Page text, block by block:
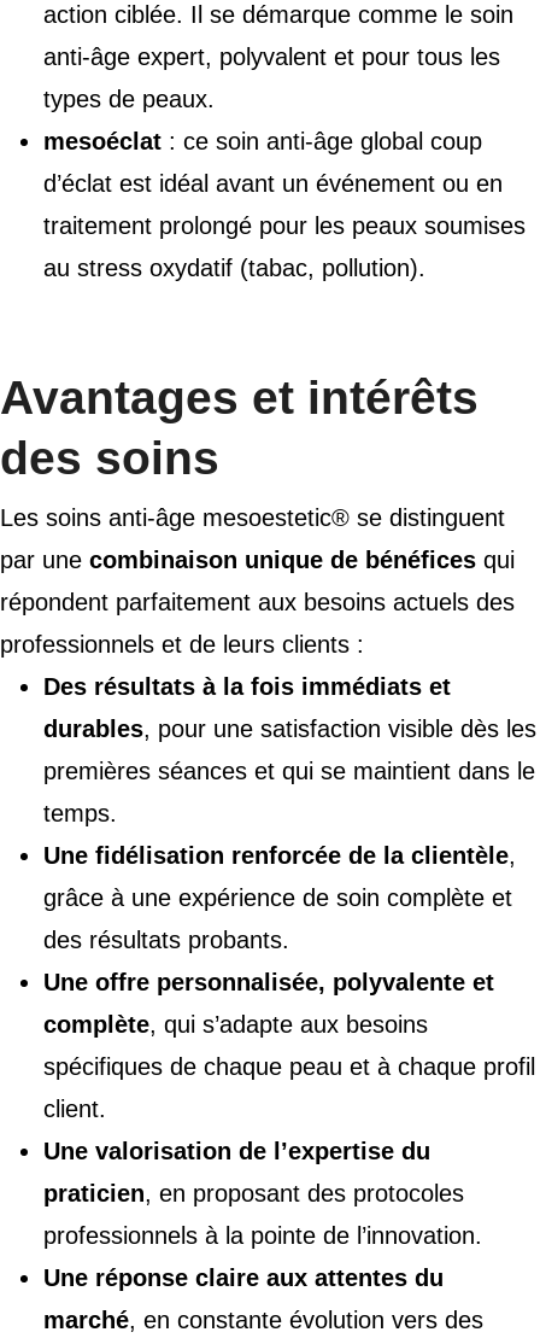
action ciblée. Il se démarque comme le soin
anti-âge expert, polyvalent et pour tous les
types de peaux.
mesoéclat : ce soin anti-âge global coup
d’éclat est idéal avant un événement ou en
traitement prolongé pour les peaux soumises
au stress oxydatif (tabac, pollution).
Avantages et intérêts
des soins
Les soins anti-âge mesoestetic® se distinguent
par une combinaison unique de bénéfices qui
répondent parfaitement aux besoins actuels des
professionnels et de leurs clients :
Des résultats à la fois immédiats et
durables, pour une satisfaction visible dès les
premières séances et qui se maintient dans le
temps.
Une fidélisation renforcée de la clientèle,
grâce à une expérience de soin complète et
des résultats probants.
Une offre personnalisée, polyvalente et
complète, qui s’adapte aux besoins
spécifiques de chaque peau et à chaque profil
client.
Une valorisation de l’expertise du
praticien, en proposant des protocoles
professionnels à la pointe de l’innovation.
Une réponse claire aux attentes du
marché, en constante évolution vers des